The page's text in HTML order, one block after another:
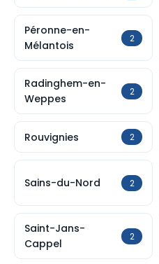
Péronne-en-
Mélantois
2
Radinghem-en-
Weppes
2
Rouvignies 2
Sains-du-Nord 2
Saint-Jans-
Cappel
2